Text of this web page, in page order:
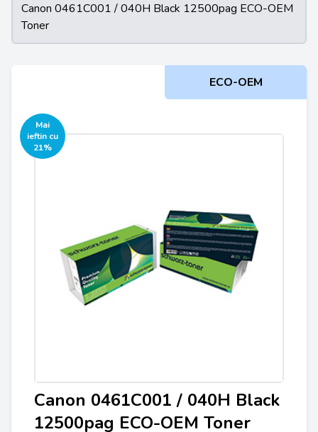
Canon 0461C001 / 040H Black 12500pag ECO-OEM
Toner
ECO-OEM
Mai
ieftin cu
21%
Canon 0461C001 / 040H Black
12500pag ECO-OEM Toner